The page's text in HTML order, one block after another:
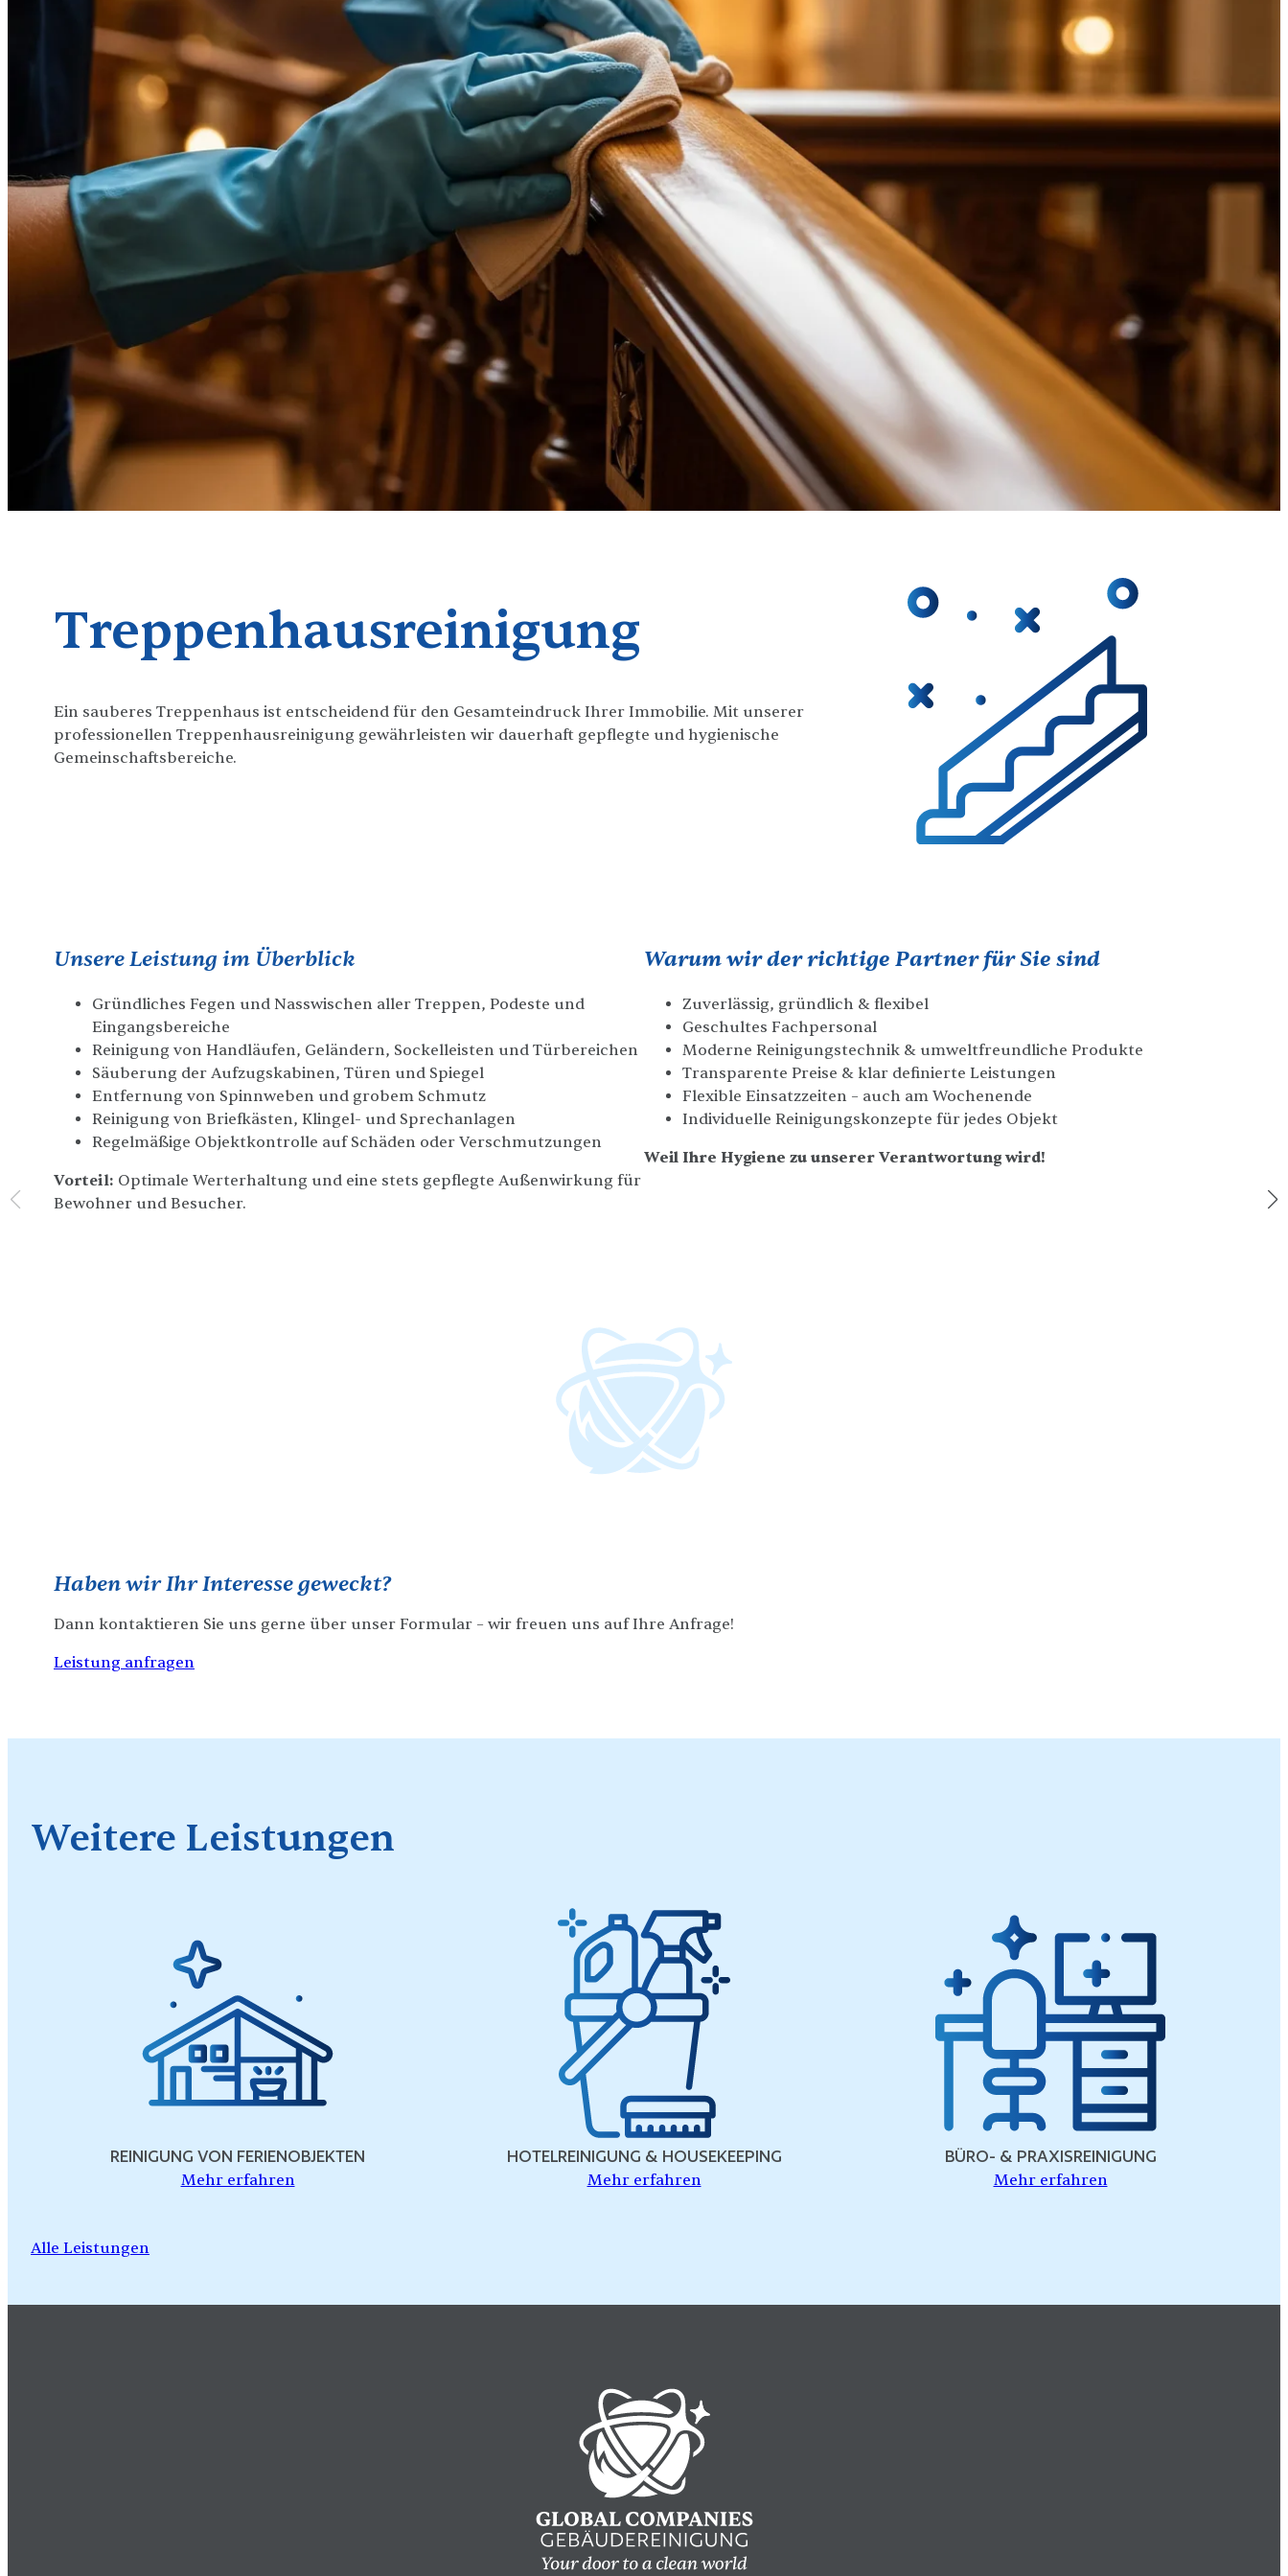
Treppenhausreinigung
Ein sauberes Treppenhaus ist entscheidend für den Gesamteindruck Ihrer Immobilie. Mit unserer
professionellen Treppenhausreinigung gewährleisten wir dauerhaft gepflegte und hygienische
Gemeinschaftsbereiche.
Unsere Leistung im Überblick
Gründliches Fegen und Nasswischen aller Treppen, Podeste und
Eingangsbereiche
Reinigung von Handläufen, Geländern, Sockelleisten und Türbereichen
Säuberung der Aufzugskabinen, Türen und Spiegel
Entfernung von Spinnweben und grobem Schmutz
Reinigung von Briefkästen, Klingel- und Sprechanlagen
Regelmäßige Objektkontrolle auf Schäden oder Verschmutzungen
Vorteil: Optimale Werterhaltung und eine stets gepflegte Außenwirkung für
Bewohner und Besucher.
Warum wir der richtige Partner für Sie sind
Zuverlässig, gründlich & flexibel
Geschultes Fachpersonal
Moderne Reinigungstechnik & umweltfreundliche Produkte
Transparente Preise & klar definierte Leistungen
Flexible Einsatzzeiten – auch am Wochenende
Individuelle Reinigungskonzepte für jedes Objekt
Weil Ihre Hygiene zu unserer Verantwortung wird!
Haben wir Ihr Interesse geweckt?
Dann kontaktieren Sie uns gerne über unser Formular – wir freuen uns auf Ihre Anfrage!
Leistung anfragen
Weitere Leistungen
REINIGUNG VON FERIENOBJEKTEN
Mehr erfahren
HOTELREINIGUNG & HOUSEKEEPING
Mehr erfahren
BÜRO- & PRAXISREINIGUNG
Mehr erfahren
Alle Leistungen